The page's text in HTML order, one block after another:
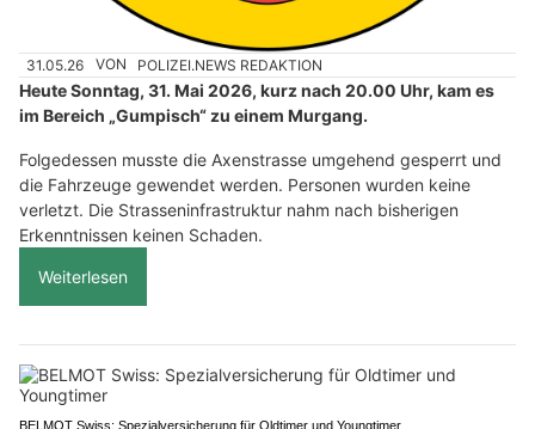
31.05.26 VON POLIZEI.NEWS REDAKTION
Heute Sonntag, 31. Mai 2026, kurz nach 20.00 Uhr, kam es
im Bereich „Gumpisch“ zu einem Murgang.
Folgedessen musste die Axenstrasse umgehend gesperrt und
die Fahrzeuge gewendet werden. Personen wurden keine
verletzt. Die Strasseninfrastruktur nahm nach bisherigen
Erkenntnissen keinen Schaden.
Weiterlesen
BELMOT Swiss: Spezialversicherung für Oldtimer und Youngtimer